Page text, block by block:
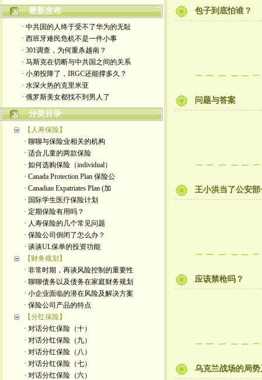
最新发布
· 中共国的人终于受不了华为的无耻
· 西班牙难民危机不是一件小事
· 301调查，为何重杀越南？
· 马斯克在切断与中共国之间的关系
· 小弟投降了，IRGC还能撑多久？
· 水深火热的克里米亚
· 俄罗斯美女都找不到男人了
分类目录
【人寿保险】
· 聊聊与保险业相关的机构
· 适合儿童的两款保险
· 如何选购保险（individual）
· Canada Protection Plan 保险公
· Canadian Expatriates Plan (加
· 国际学生医疗保险计划
· 定期保险有用吗？
· 人寿保险的几个常见问题
· 保险公司倒闭了怎么办？
· 谈谈UL保单的投资功能
【财务规划】
· 非常时期，再谈风险控制的重要性
· 聊聊债务以及债务在家庭财务规划
· 小企业面临的潜在风险及解决方案
· 保险公司产品的特点
【分红保险】
· 对话分红保险（十）
· 对话分红保险（九）
· 对话分红保险（八）
· 对话分红保险（七）
· 对话分红保险（六）
包子到底怕谁？
问题与答案
王小洪当了公安
应该禁枪吗？
乌克兰战场的局